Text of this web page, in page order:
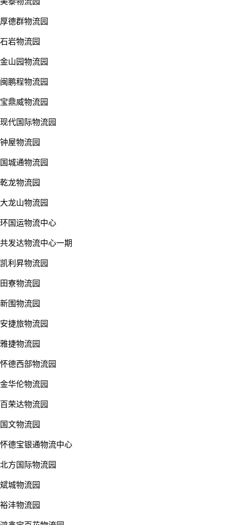
厚德群物流园
石岩物流园
金山园物流园
闽鹏程物流园
宝鼎威物流园
现代国际物流园
钟屋物流园
国城通物流园
乾龙物流园
大龙山物流园
环国运物流中心
共发达物流中心一期
凯利昇物流园
田寮物流园
新围物流园
安捷旅物流园
雅捷物流园
怀德西部物流园
金华伦物流园
百荣达物流园
国文物流园
怀德宝银通物流中心
北方国际物流园
斌城物流园
裕沣物流园